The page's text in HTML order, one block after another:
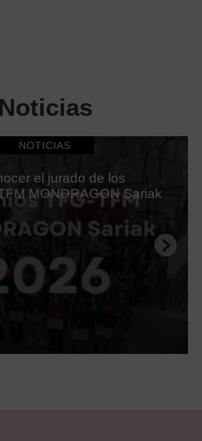
Noticias
NOTICIAS
el jurado de los
MONDRAGON Sariak